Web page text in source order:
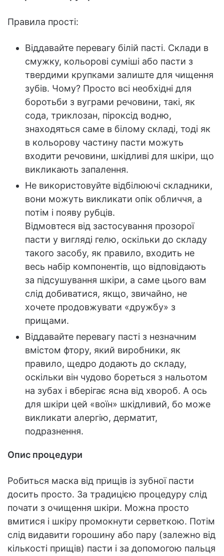
Правила прості:
Віддавайте перевагу білій пасті. Склади в
смужку, кольорові суміші або пасти з
твердими крупками залиште для чищення
зубів. Чому? Просто всі необхідні для
боротьби з вуграми речовини, такі, як
сода, триклозан, піроксід водню,
знаходяться саме в білому складі, тоді як
в кольорову частину пасти можуть
входити речовини, шкідливі для шкіри, що
викликають запалення.
Не використовуйте відбілюючі складники,
вони можуть викликати опік обличчя, а
потім і появу рубців.
Відмовтеся від застосування прозорої
пасти у вигляді гелю, оскільки до складу
такого засобу, як правило, входить не
весь набір компонентів, що відповідають
за підсушування шкіри, а саме цього вам
слід добиватися, якщо, звичайно, не
хочете продовжувати «дружбу» з
прищами.
Віддавайте перевагу пасті з незначним
вмістом фтору, який виробники, як
правило, щедро додають до складу,
оскільки він чудово бореться з нальотом
на зубах і вберігає ясна від хвороб. А ось
для шкіри цей «воїн» шкідливий, бо може
викликати алергію, дерматит,
подразнення.
Опис процедури
Робиться маска від прищів із зубної пасти
досить просто. За традицією процедуру слід
почати з очищення шкіри. Можна просто
вмитися і шкіру промокнути серветкою. Потім
слід видавити горошину або пару (залежно від
кількості прищів) пасти і за допомогою пальця